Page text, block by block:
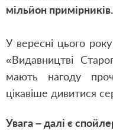
мільйон примірників.
У вересні цього
«Видавництві
мають нагоду
цікавіше дивитися
Увага – далі є